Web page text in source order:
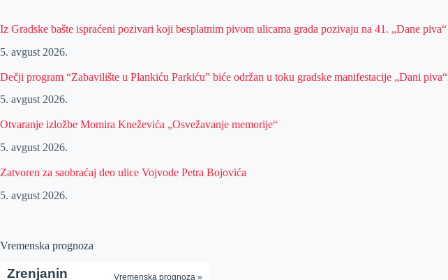
Iz Gradske bašte ispraćeni pozivari koji besplatnim pivom ulicama grada pozivaju na 41. „Dane piva“
5. avgust 2026.
Dečji program “Zabavilište u Plankiću Parkiću” biće održan u toku gradske manifestacije „Dani piva“
5. avgust 2026.
Otvaranje izložbe Momira Kneževića „Osvežavanje memorije“
5. avgust 2026.
Zatvoren za saobraćaj deo ulice Vojvode Petra Bojovića
5. avgust 2026.
Vremenska prognoza